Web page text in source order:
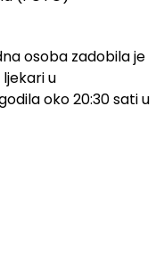
osoba zadobila je
u
oko 20:30 sati u